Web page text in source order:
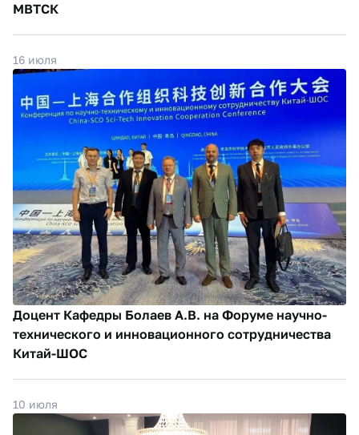
МВТСК
16 июля
Доцент Кафедры Болаев А.В. на Форуме научно-
технического и инновационного сотрудничества
Китай-ШОС
10 июля